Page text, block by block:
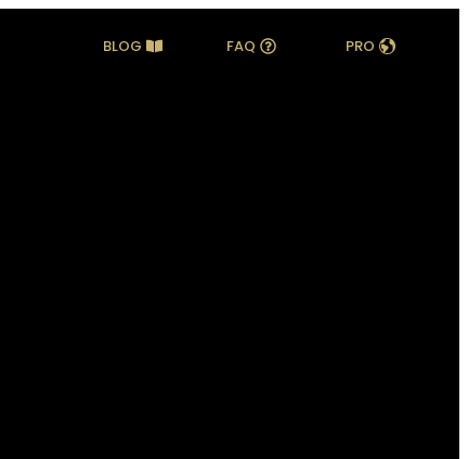
BLOG FAQ PRO